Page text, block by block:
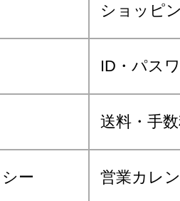
ショッピ
ID・パス
送料・手
ー 営業カレ